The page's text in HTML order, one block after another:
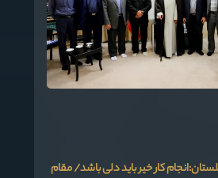
کار خیر باید دلی باشد/ مقام